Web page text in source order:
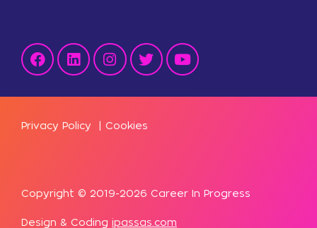
Copyright © 2019-2026 Career In Progress
Design & Coding ipassas.com
Privacy Policy Cookies